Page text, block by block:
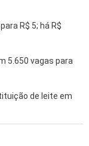
R$ 5; há R$
5.650 vagas para
de leite em